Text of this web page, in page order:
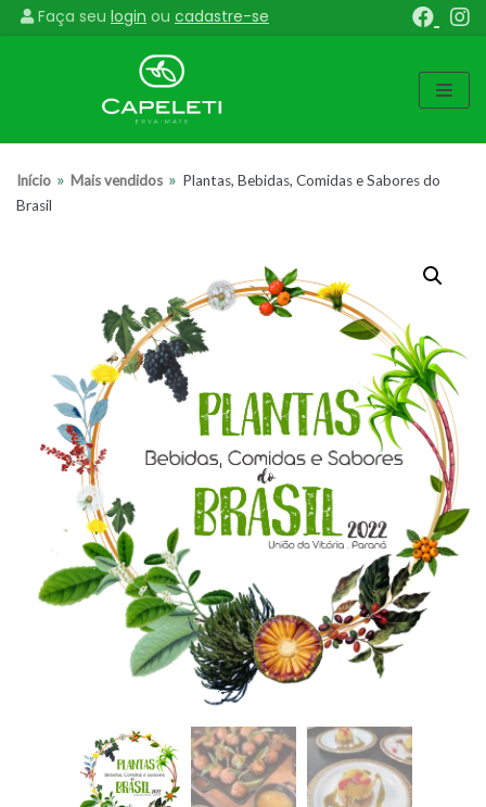
Faça seu login ou cadastre-se
Pular
Início » Mais vendidos » Plantas, Bebidas, Comidas e Sabores do
Brasil